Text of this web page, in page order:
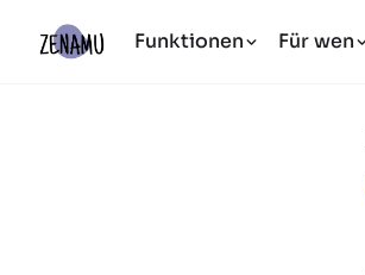
Funktionen Für wen